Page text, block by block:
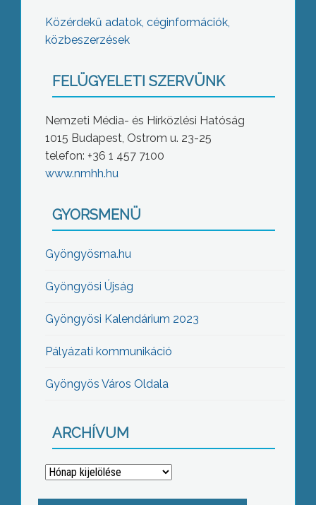
Közérdekű adatok, céginformációk,
közbeszerzések
FELÜGYELETI SZERVÜNK
Nemzeti Média- és Hírközlési Hatóság
1015 Budapest, Ostrom u. 23-25
telefon: +36 1 457 7100
www.nmhh.hu
GYORSMENÜ
Gyöngyösma.hu
Gyöngyösi Újság
Gyöngyösi Kalendárium 2023
Pályázati kommunikáció
Gyöngyös Város Oldala
ARCHÍVUM
Archívum